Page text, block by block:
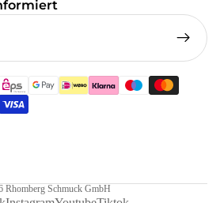
Rhomberg Schmuck GmbH